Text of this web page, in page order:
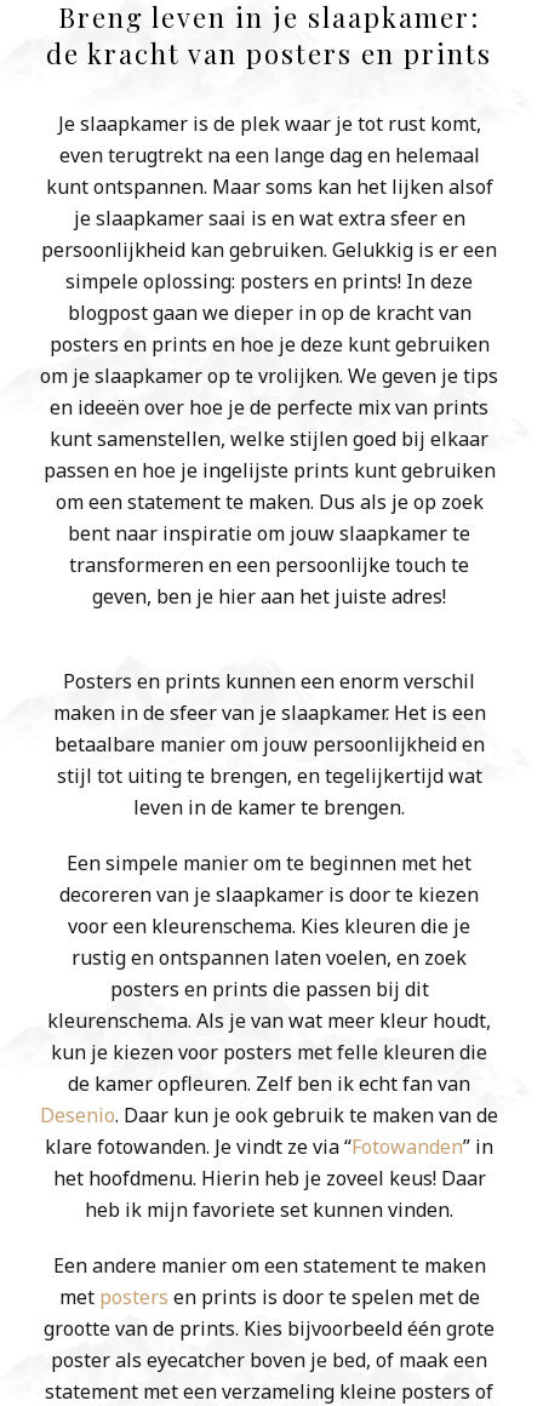
Breng leven in je slaapkamer:
de kracht van posters en prints
Je slaapkamer is de plek waar je tot rust komt,
even terugtrekt na een lange dag en helemaal
kunt ontspannen. Maar soms kan het lijken alsof
je slaapkamer saai is en wat extra sfeer en
persoonlijkheid kan gebruiken. Gelukkig is er een
simpele oplossing: posters en prints! In deze
blogpost gaan we dieper in op de kracht van
posters en prints en hoe je deze kunt gebruiken
om je slaapkamer op te vrolijken. We geven je tips
en ideeën over hoe je de perfecte mix van prints
kunt samenstellen, welke stijlen goed bij elkaar
passen en hoe je ingelijste prints kunt gebruiken
om een statement te maken. Dus als je op zoek
bent naar inspiratie om jouw slaapkamer te
transformeren en een persoonlijke touch te
geven, ben je hier aan het juiste adres!
Posters en prints kunnen een enorm verschil
maken in de sfeer van je slaapkamer. Het is een
betaalbare manier om jouw persoonlijkheid en
stijl tot uiting te brengen, en tegelijkertijd wat
leven in de kamer te brengen.
Een simpele manier om te beginnen met het
decoreren van je slaapkamer is door te kiezen
voor een kleurenschema. Kies kleuren die je
rustig en ontspannen laten voelen, en zoek
posters en prints die passen bij dit
kleurenschema. Als je van wat meer kleur houdt,
kun je kiezen voor posters met felle kleuren die
de kamer opfleuren. Zelf ben ik echt fan van
Desenio. Daar kun je ook gebruik te maken van de
klare fotowanden. Je vindt ze via “Fotowanden” in
het hoofdmenu. Hierin heb je zoveel keus! Daar
heb ik mijn favoriete set kunnen vinden.
Een andere manier om een statement te maken
met posters en prints is door te spelen met de
grootte van de prints. Kies bijvoorbeeld één grote
poster als eyecatcher boven je bed, of maak een
statement met een verzameling kleine posters of